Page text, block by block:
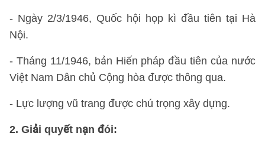
- Ngày 2/3/1946, Quốc hội họp kì đầu tiên tại Hà
Nội.
- Tháng 11/1946, bản Hiến pháp đầu tiên của nước
Việt Nam Dân chủ Cộng hòa được thông qua.
- Lực lượng vũ trang được chú trọng xây dựng.
2. Giải quyết nạn đói: